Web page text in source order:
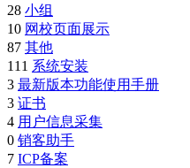
28 小组
10 网校页面展示
87 其他
111 系统安装
3 最新版本功能使用手册
3 证书
4 用户信息采集
0 销客助手
7 ICP备案